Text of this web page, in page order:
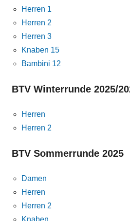
Herren 1
Herren 2
Herren 3
Knaben 15
Bambini 12
BTV Winterrunde 2025/
Herren
Herren 2
BTV Sommerrunde 2025
Damen
Herren
Herren 2
Knaben